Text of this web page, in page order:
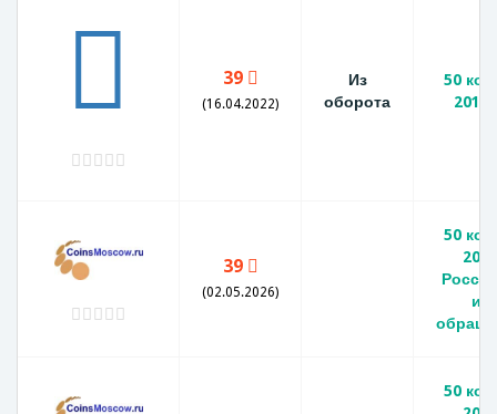
39
(16.04.2022)
Из
оборота
50
2010
39
(02.05.2026)
50
2010
из
50